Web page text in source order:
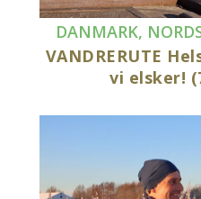
DANMARK,
VANDRERUTE
vi elsker!